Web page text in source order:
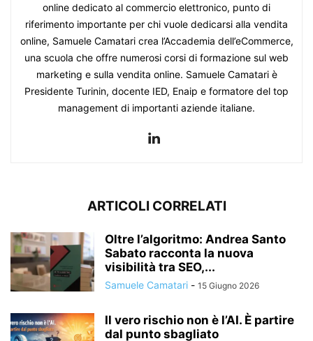
online dedicato al commercio elettronico, punto di
riferimento importante per chi vuole dedicarsi alla vendita
online, Samuele Camatari crea l’Accademia dell’eCommerce,
una scuola che offre numerosi corsi di formazione sul web
marketing e sulla vendita online. Samuele Camatari è
Presidente Turinin, docente IED, Enaip e formatore del top
management di importanti aziende italiane.
ARTICOLI CORRELATI
Oltre l’algoritmo: Andrea Santo
Sabato racconta la nuova
visibilità tra SEO,...
Samuele Camatari - 15 Giugno 2026
Il vero rischio non è l’AI. È partire
dal punto sbagliato